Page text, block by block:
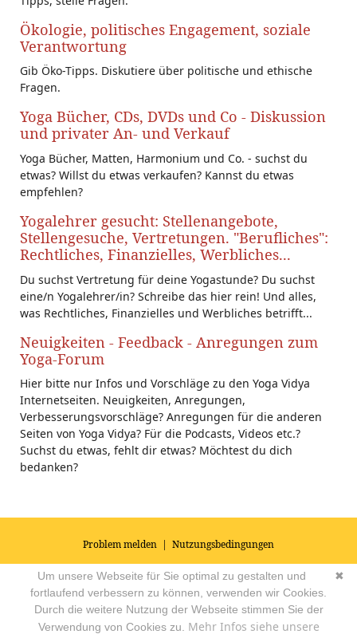
Ökologie, politisches Engagement, soziale
Verantwortung
Gib Öko-Tipps. Diskutiere über politische und ethische
Fragen.
Yoga Bücher, CDs, DVDs und Co - Diskussion
und privater An- und Verkauf
Yoga Bücher, Matten, Harmonium und Co. - suchst du
etwas? Willst du etwas verkaufen? Kannst du etwas
empfehlen?
Yogalehrer gesucht: Stellenangebote,
Stellengesuche, Vertretungen. "Berufliches":
Rechtliches, Finanzielles, Werbliches...
Du suchst Vertretung für deine Yogastunde? Du suchst
eine/n Yogalehrer/in? Schreibe das hier rein! Und alles,
was Rechtliches, Finanzielles und Werbliches betrifft...
Neuigkeiten - Feedback - Anregungen zum
Yoga-Forum
Hier bitte nur Infos und Vorschläge zu den Yoga Vidya
Internetseiten. Neuigkeiten, Anregungen,
Verbesserungsvorschläge? Anregungen für die anderen
Seiten von Yoga Vidya? Für die Podcasts, Videos etc.?
Suchst du etwas, fehlt dir etwas? Möchtest du dich
bedanken?
Problem melden | Nutzungsbedingungen
© 2026Impressum|Datenschutz|AGB's| Yoga Vidya Community -
Forum für Yoga, Meditation und Ayurveda Powered by
✖
Um unsere Webseite für Sie optimal zu gestalten und
fortlaufend verbessern zu können, verwenden wir Cookies.
Durch die weitere Nutzung der Webseite stimmen Sie der
Verwendung von Cookies zu. Mehr Infos siehe unsere